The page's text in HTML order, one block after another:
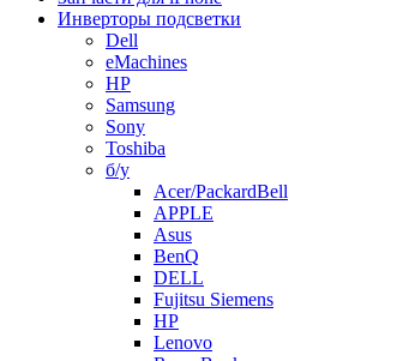
Инверторы подсветки
Dell
eMachines
HP
Samsung
Sony
Toshiba
б/у
Acer/PackardBell
APPLE
Asus
BenQ
DELL
Fujitsu Siemens
HP
Lenovo